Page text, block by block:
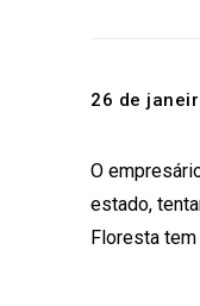
26 de
O
estado,
Floresta